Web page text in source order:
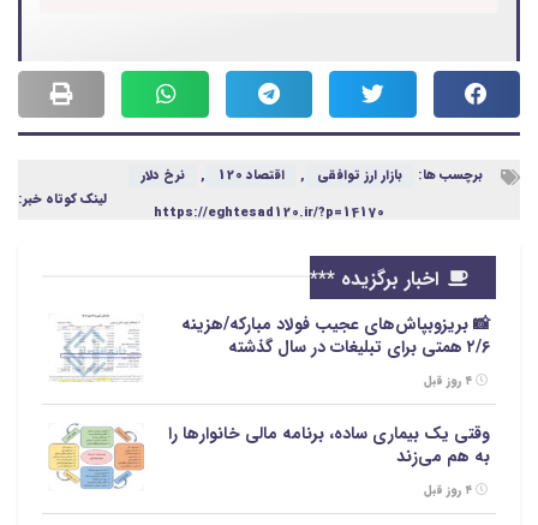
برچسب ها: بازار ارز توافقی , اقتصاد 120 ,
نرخ دلار
لینک کوتاه خبر:
https://eghtesad120.ir/?p=14170
اخبار برگزیده ***
📸 بریزوبپاش‌های عجیب فولاد مبارکه/هزینه
۲/۶ همتی برای تبلیغات در سال گذشته
وقتی یک بیماری ساده، برنامه مالی خانوارها را
به هم می‌زند